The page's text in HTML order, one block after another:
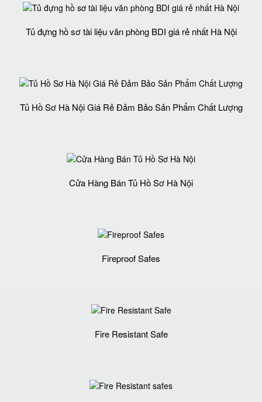
Tủ đựng hồ sơ tài liệu văn phòng BDI giá rẻ nhất Hà Nội
Tủ Hồ Sơ Hà Nội Giá Rẻ Đảm Bảo Sản Phẩm Chất Lượng‎
Cửa Hàng Bán Tủ Hồ Sơ Hà Nội
Fireproof Safes
Fire Resistant Safe